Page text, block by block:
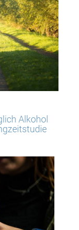
Alkohol